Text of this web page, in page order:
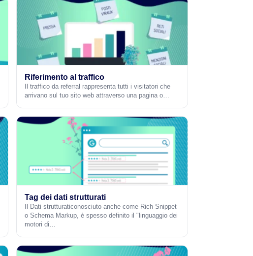
Riferimento al traffico
Il traffico da referral rappresenta tutti i visitatori che
arrivano sul tuo sito web attraverso una pagina o…
Tag dei dati strutturati
Il Dati strutturaticonosciuto anche come Rich Snippet
o Schema Markup, è spesso definito il "linguaggio dei
motori di…